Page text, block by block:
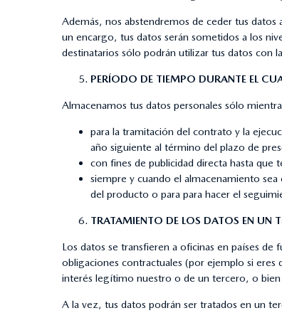
Además, nos abstendremos de ceder tus
un encargo, tus datos serán sometidos a los
destinatarios sólo podrán utilizar tus datos con
PERÍODO DE TIEMPO DURANTE EL
Almacenamos tus datos personales sólo
para la tramitación del contrato y la
año siguiente al término del plazo de
con fines de publicidad directa hasta que
siempre y cuando el almacenamiento
del producto o para para hacer el
TRATAMIENTO DE LOS DATOS EN UN
Los datos se transfieren a oficinas en países
obligaciones contractuales (por ejemplo si
interés legítimo nuestro o de un tercero, o
A la vez, tus datos podrán ser tratados en un